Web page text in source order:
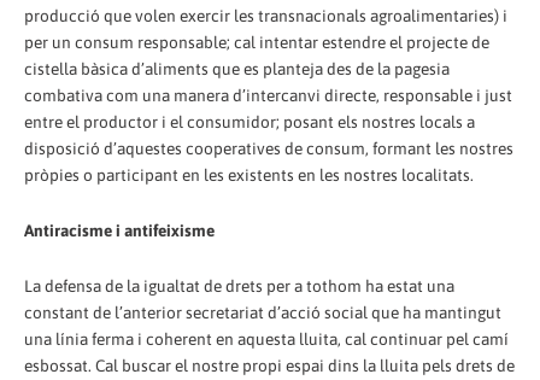
producció que volen exercir les transnacionals agroalimentaries) i
per un consum responsable; cal intentar estendre el projecte de
cistella bàsica d’aliments que es planteja des de la pagesia
combativa com una manera d’intercanvi directe, responsable i just
entre el productor i el consumidor; posant els nostres locals a
disposició d’aquestes cooperatives de consum, formant les nostres
pròpies o participant en les existents en les nostres localitats.
Antiracisme i antifeixisme
La defensa de la igualtat de drets per a tothom ha estat una
constant de l’anterior secretariat d’acció social que ha mantingut
una línia ferma i coherent en aquesta lluita, cal continuar pel camí
esbossat. Cal buscar el nostre propi espai dins la lluita pels drets de